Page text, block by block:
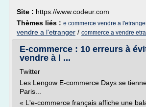
Site : https://www.codeur.com
Thèmes liés : e commerce vendre a
vendre a l'etranger / commerce a vendre
E-commerce : 10 erreurs à
vendre à l ...
Twitter
Les Lengow E-commerce Days se
Paris...
« L'e-commerce français affiche une